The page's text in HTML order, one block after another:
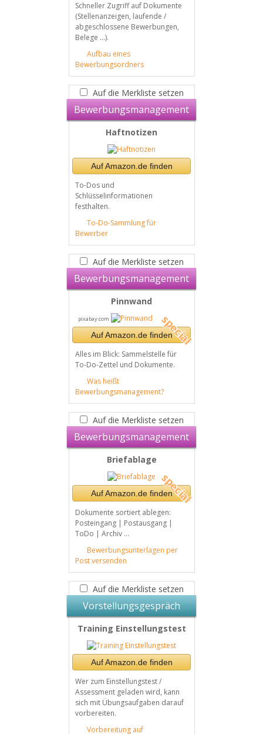
Schneller Zugriff auf Dokumente
(Stellenanzeigen, laufende /
abgeschlossene Bewerbungen,
Belege ...).
Aufbau eines
Bewerbungsordners
Auf die Merkliste setzen
Bewerbungsmanagement
Haftnotizen
Auf Amazon.de finden
To-Dos und
Schlüsselinformationen
festhalten.
To-Do-Sammlung für
Bewerber
Auf die Merkliste setzen
Bewerbungsmanagement
Pinnwand
pixabay.com
Auf Amazon.de finden
Alles im Blick: Sammelstelle für
To-Do-Zettel und Dokumente.
Was heißt
Bewerbungsmanagement?
Auf die Merkliste setzen
Bewerbungsmanagement
Briefablage
Auf Amazon.de finden
Dokumente sortiert ablegen:
Posteingang | Postausgang |
ToDo | Archiv ...
Bewerbungsunterlagen per
Post versenden
Auf die Merkliste setzen
Vorstellungsgespräch
Training Einstellungstest
Auf Amazon.de finden
Wer zum Einstellungstest /
Assessment geladen wird, kann
sich mit Übungsaufgaben darauf
vorbereiten.
Vorbereitung auf